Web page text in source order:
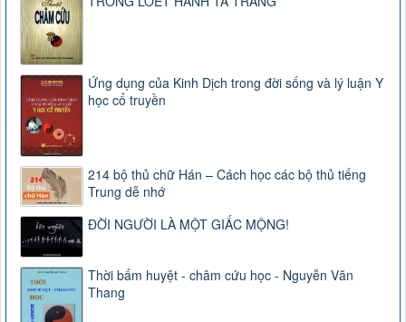
Ứng dụng của Kinh Dịch trong đời sống và lý luận Y
học cổ truyền
214 bộ thủ chữ Hán – Cách học các bộ thủ tiếng
Trung dễ nhớ
ĐỜI NGƯỜI LÀ MỘT GIẤC MỘNG!
Thời bấm huyệt - châm cứu học - Nguyễn Văn
Thang